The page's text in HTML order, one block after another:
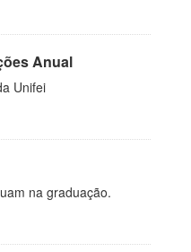
Anual
Unifei
na graduação.